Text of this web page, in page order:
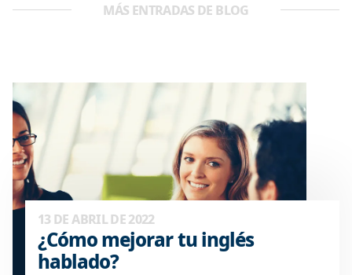
MÁS ENTRADAS DE BLOG
13 DE ABRIL DE 2022
¿Cómo mejorar tu inglés
hablado?